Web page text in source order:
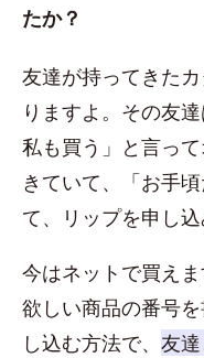
たか？
友達が持ってきた
りますよ。その友
私も買う」と言っ
きていて、「お手
て、リップを申し込
今はネットで買え
欲しい商品の番号
し込む方法で、 友